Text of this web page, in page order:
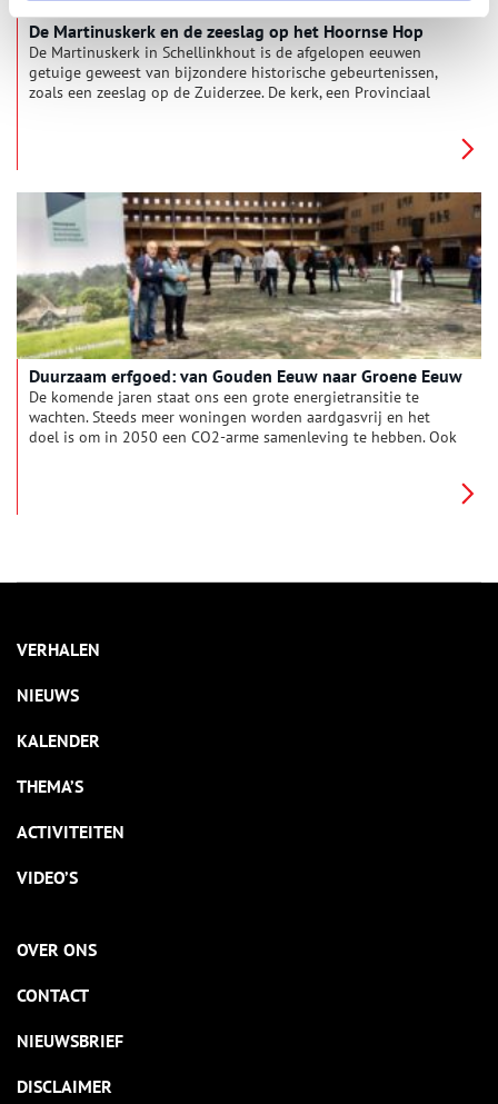
De Martinuskerk en de zeeslag op het Hoornse Hop
De Martinuskerk in Schellinkhout is de afgelopen eeuwen
getuige geweest van bijzondere historische gebeurtenissen,
zoals een zeeslag op de Zuiderzee. De kerk, een Provinciaal
Duurzaam erfgoed: van Gouden Eeuw naar Groene Eeuw
De komende jaren staat ons een grote energietransitie te
wachten. Steeds meer woningen worden aardgasvrij en het
doel is om in 2050 een CO2-arme samenleving te hebben. Ook
VERHALEN
NIEUWS
KALENDER
THEMA’S
ACTIVITEITEN
VIDEO’S
OVER ONS
CONTACT
NIEUWSBRIEF
DISCLAIMER